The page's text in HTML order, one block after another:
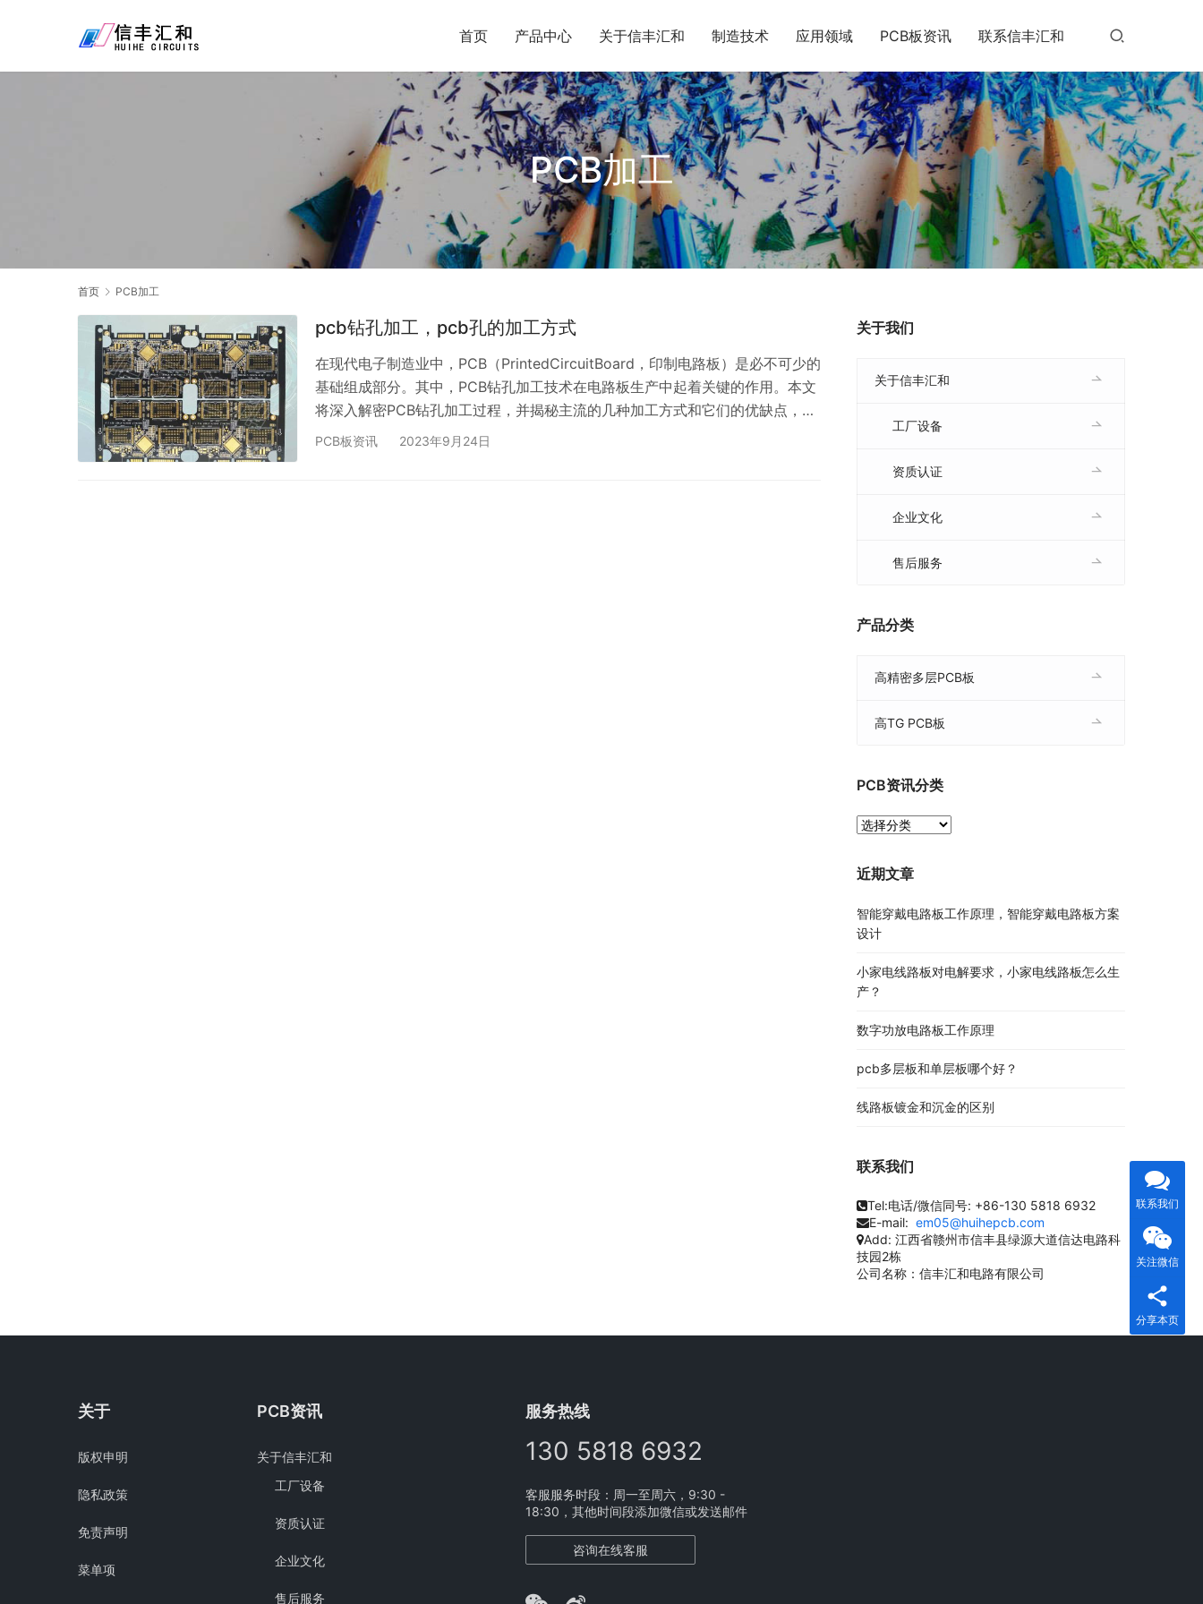
首页 产品中心 关于信丰汇和 制造技术 应用领域 PCB板资讯 联系信丰汇和
PCB加工
首页 PCB加工
pcb钻孔加工，pcb孔的加工方式
在现代电子制造业中，PCB（PrintedCircuitBoard，印制电路板）是必不可少的
基础组成部分。其中，PCB钻孔加工技术在电路板生产中起着关键的作用。本文
将深入解密PCB钻孔加工过程，并揭秘主流的几种加工方式和它们的优缺点，为
PCB加工提供全方位的解决方案。 PCB钻孔加工是制造电路板时必不可少的一
PCB板资讯 2023年9月24日
关于我们
关于信丰汇和
工厂设备
资质认证
企业文化
售后服务
产品分类
高精密多层PCB板
高TG PCB板
PCB资讯分类
PCB
分
近期文章
智能穿戴电路板工作原理，智能穿戴电路板方案
设计
小家电线路板对电解要求，小家电线路板怎么生
产？
数字功放电路板工作原理
pcb多层板和单层板哪个好？
线路板镀金和沉金的区别
联系我们
Tel:电话/微信同号: +86-130 5818 6932
E-mail: em05@huihepcb.com
Add: 江西省赣州市信丰县绿源大道信达电路科
技园2栋
公司名称：信丰汇和电路有限公司
关于
版权申明
隐私政策
免责声明
菜单项
PCB资讯
关于信丰汇和
工厂设备
资质认证
企业文化
售后服务
服务热线
130 5818 6932
客服服务时段：周一至周六，9:30 -
18:30，其他时间段添加微信或发送邮件
咨询在线客服
联系我们
关注微信
分享本页